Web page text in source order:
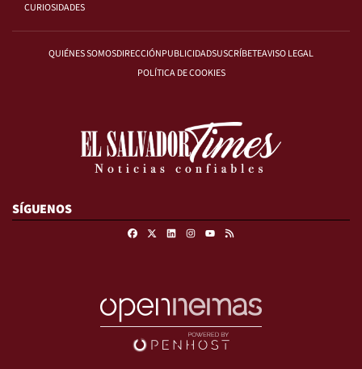
CURIOSIDADES
QUIÉNES SOMOSDIRECCIÓNPUBLICIDADSUSCRÍBETEAVISO LEGAL
POLÍTICA DE COOKIES
SÍGUENOS
FacebookLinkedinInstagramRSS